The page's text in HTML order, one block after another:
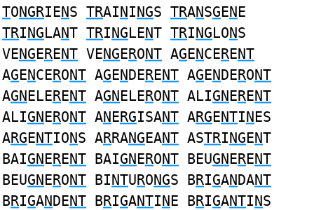
TONGRIENS TRAININGS TRANSGENE
TRINGLANT TRINGLENT TRINGLONS
VENGERENT VENGERONT AGENCERENT
AGENCERONT AGENDERENT AGENDERONT
AGNELERENT AGNELERONT ALIGNERENT
ALIGNERONT ANERGISANT ARGENTINES
ARGENTIONS ARRANGEANT ASTRINGENT
BAIGNERENT BAIGNERONT BEUGNERENT
BEUGNERONT BINTURONGS BRIGANDANT
BRIGANDENT BRIGANTINE BRIGANTINS